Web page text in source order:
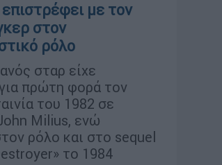
με τον
στον
ρόλο
σταρ είχε
πρώτη φορά τον
του 1982 σε
Milius, ενώ
ρόλο και στο sequel
το 1984